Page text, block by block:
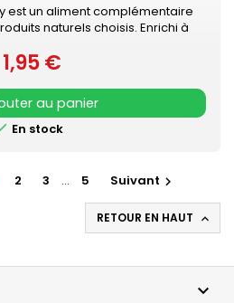
est un aliment complémentaire
naturels choisis. Enrichi à
et un pelage brillant.
Prix
1,95 €
au panier
En stock
2 3 … 5 Suivant 
RETOUR EN HAUT 
